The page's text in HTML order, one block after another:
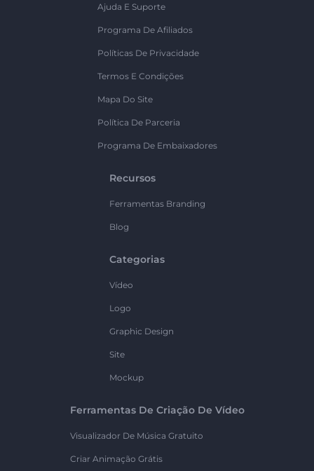
Ajuda E Suporte
Programa De Afiliados
Políticas De Privacidade
Termos E Condições
Mapa Do Site
Política De Parceria
Programa De Embaixadores
Recursos
Ferramentas Branding
Blog
Categorias
Vídeo
Logo
Graphic Design
Site
Mockup
Ferramentas De Criação De Vídeo
Visualizador De Música Gratuito
Criar Animação Grátis